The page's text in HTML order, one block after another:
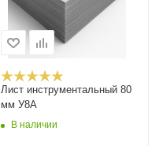
Лист инструментальный 80
мм У8А
В наличии